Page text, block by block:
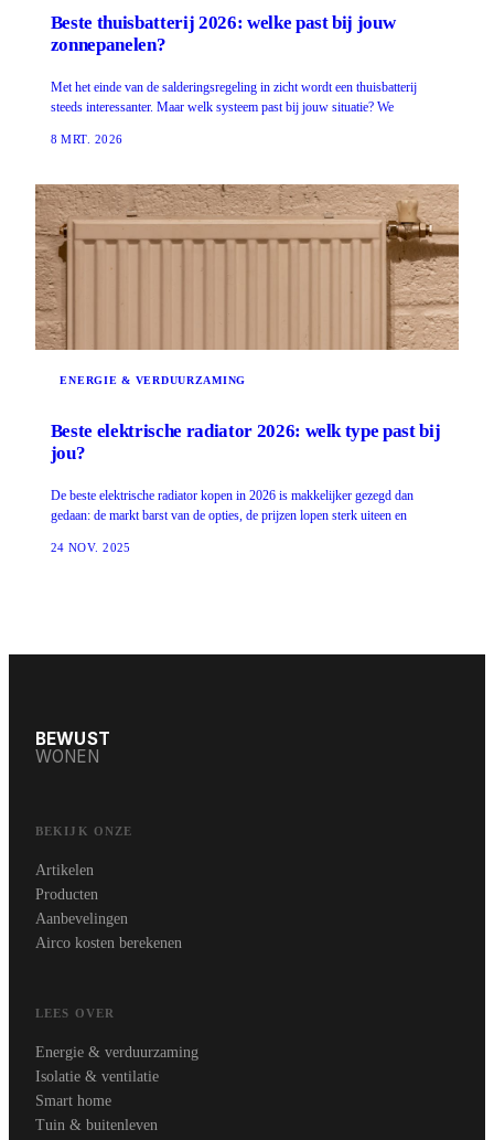
Beste thuisbatterij 2026: welke past bij jouw
zonnepanelen?
Met het einde van de salderingsregeling in zicht wordt een thuisbatterij
steeds interessanter. Maar welk systeem past bij jouw situatie? We
8 MRT. 2026
ENERGIE & VERDUURZAMING
Beste elektrische radiator 2026: welk type past bij
jou?
De beste elektrische radiator kopen in 2026 is makkelijker gezegd dan
gedaan: de markt barst van de opties, de prijzen lopen sterk uiteen en
24 NOV. 2025
BEWUST
WONEN
BEKIJK ONZE
Artikelen
Producten
Aanbevelingen
Airco kosten berekenen
LEES OVER
Energie & verduurzaming
Isolatie & ventilatie
Smart home
Tuin & buitenleven